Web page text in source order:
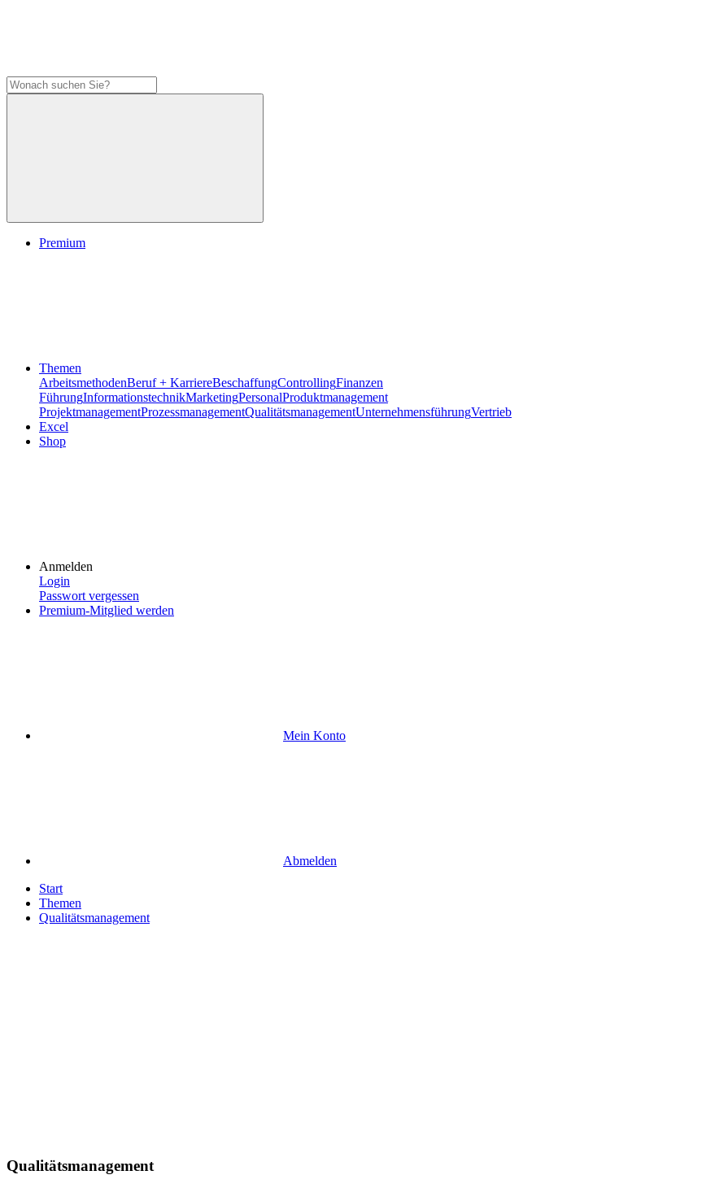
Premium
Themen
ArbeitsmethodenBeruf + KarriereBeschaffungControllingFinanzen
FührungInformationstechnikMarketingPersonalProduktmanagement
ProjektmanagementProzessmanagementQualitätsmanagementUnternehmensführungVertrieb
Excel
Shop
Anmelden
Login
Passwort vergessen
Premium-Mitglied werden
Mein Konto
Abmelden
Start
Themen
Qualitätsmanagement
Qualitätsmanagement